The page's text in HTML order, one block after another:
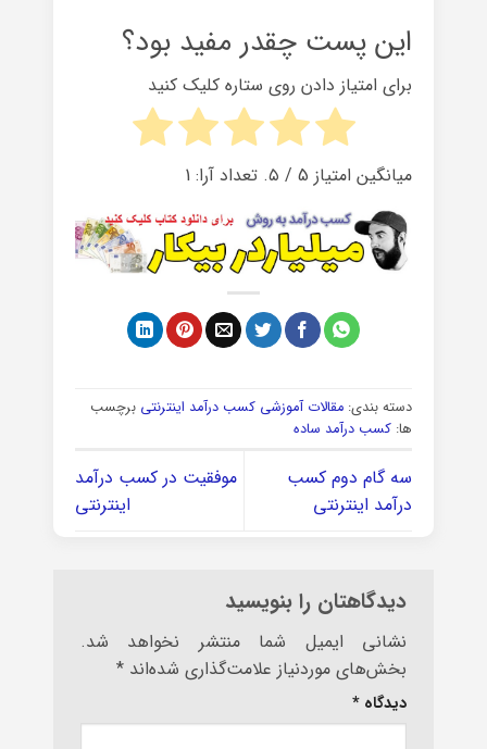
این پست چقدر مفید بود؟
برای امتیاز دادن روی ستاره کلیک کنید
میانگین امتیاز 5/ ۵. تعداد آرا: 1
دسته بندی: مقالات آموزشی کسب درآمد اینترنتی برچسب
ها: کسب درآمد ساده
سه گام دوم کسب
درآمد اینترنتی
موفقیت در کسب درآمد
اینترنتی
دیدگاهتان را بنویسید
نشانی ایمیل شما منتشر نخواهد شد.
بخش‌های موردنیاز علامت‌گذاری شده‌اند *
دیدگاه *